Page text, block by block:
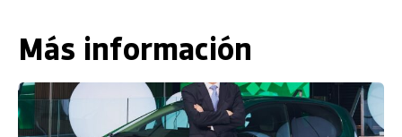
Más información